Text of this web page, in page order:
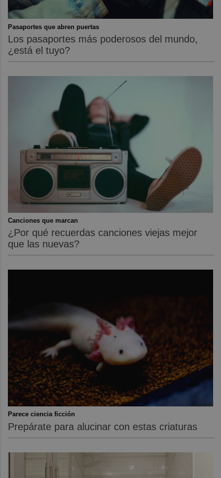
Pasaportes que abren puertas
Los pasaportes más poderosos del mundo,
¿está el tuyo?
Canciones que marcan
¿Por qué recuerdas canciones viejas mejor
que las nuevas?
Parece ciencia ficción
Prepárate para alucinar con estas criaturas